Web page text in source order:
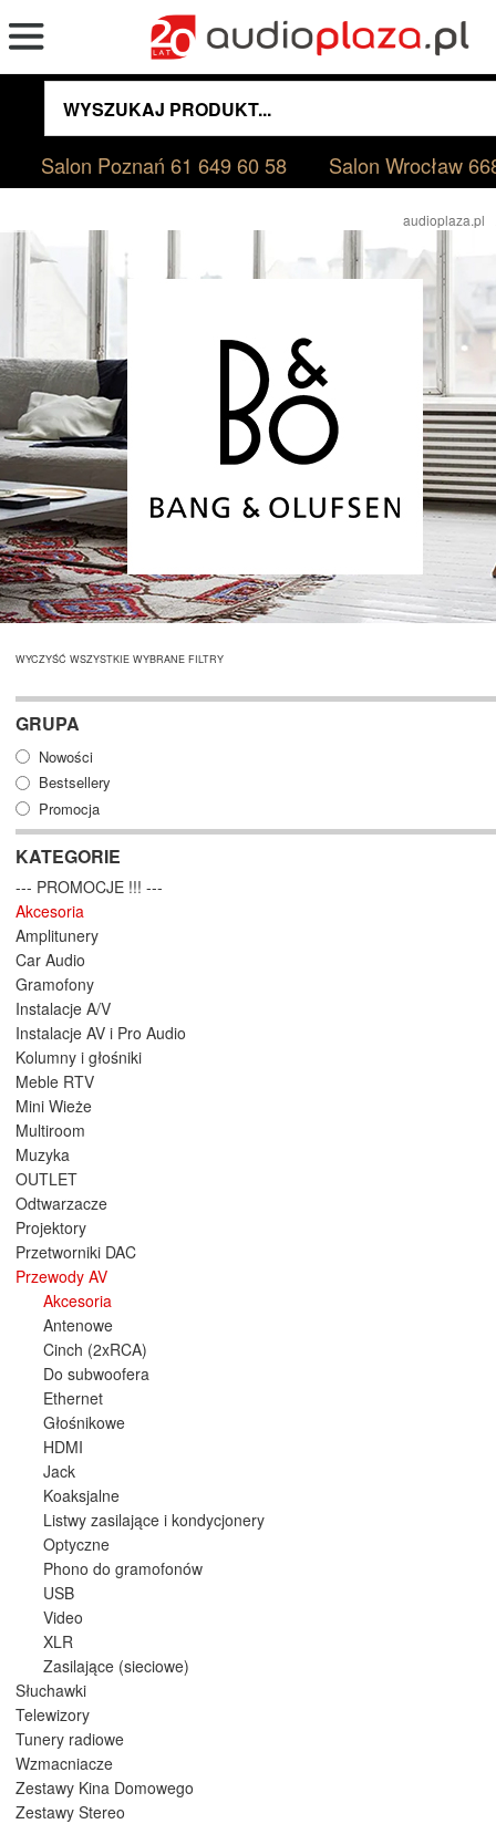
Salon Poznań61 649 60 58 Salon Wrocław
audioplaza.pl
WYCZYŚĆ WSZYSTKIE WYBRANE FILTRY
GRUPA
Nowości
Bestsellery
Promocja
KATEGORIE
--- PROMOCJE !!! ---
Akcesoria
Amplitunery
Car Audio
Gramofony
Instalacje A/V
Instalacje AV i Pro Audio
Kolumny i głośniki
Meble RTV
Mini Wieże
Multiroom
Muzyka
OUTLET
Odtwarzacze
Projektory
Przetworniki DAC
Przewody AV
Akcesoria
Antenowe
Cinch (2xRCA)
Do subwoofera
Ethernet
Głośnikowe
HDMI
Jack
Koaksjalne
Listwy zasilające i kondycjonery
Optyczne
Phono do gramofonów
USB
Video
XLR
Zasilające (sieciowe)
Słuchawki
Telewizory
Tunery radiowe
Wzmacniacze
Zestawy Kina Domowego
Zestawy Stereo